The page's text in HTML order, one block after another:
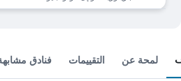
لمحة عن التقييمات فنادق